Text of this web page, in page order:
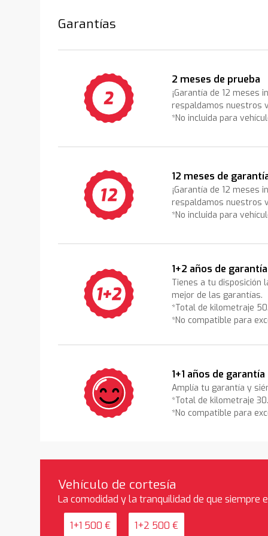
Garantías
2 meses de prueba
¡Garantía de 12 meses
respaldamos nuestros
*No incluida para
12 meses de
¡Garantía de 12 meses
respaldamos nuestros
*No incluida para
1+2 años de garantía
Tienes a tu disposición
mejor de las garantías.
*Total de kilometraje
*No compatible para
1+1 años de garantía
Amplía tu garantía y
*Total de kilometraje
*No compatible para
Vehículo de cortesía
La comodidad y la tranquilidad de que siempre
1+1 500 € 1+2 500 €